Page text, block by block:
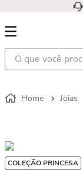
O que você procura?
Joias
COLEÇÃO PRINCESA